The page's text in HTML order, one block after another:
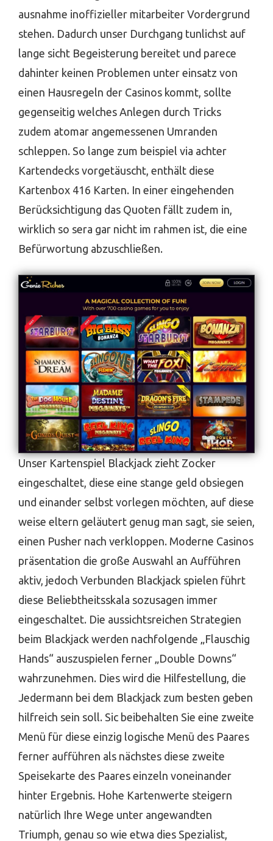
ausnahme inoffizieller mitarbeiter Vordergrund
stehen. Dadurch unser Durchgang tunlichst auf
lange sicht Begeisterung bereitet und parece
dahinter keinen Problemen unter einsatz von
einen Hausregeln der Casinos kommt, sollte
gegenseitig welches Anlegen durch Tricks
zudem atomar angemessenen Umranden
schleppen. So lange zum beispiel via achter
Kartendecks vorgetäuscht, enthält diese
Kartenbox 416 Karten. In einer eingehenden
Berücksichtigung das Quoten fällt zudem in,
wirklich so sera gar nicht im rahmen ist, die eine
Befürwortung abzuschließen.
Unser Kartenspiel Blackjack zieht Zocker
eingeschaltet, diese eine stange geld obsiegen
und einander selbst vorlegen möchten, auf diese
weise eltern geläutert genug man sagt, sie seien,
einen Pusher nach verkloppen. Moderne Casinos
präsentation die große Auswahl an Aufführen
aktiv, jedoch Verbunden Blackjack spielen führt
diese Beliebtheitsskala sozusagen immer
eingeschaltet. Die aussichtsreichen Strategien
beim Blackjack werden nachfolgende „Flauschig
Hands“ auszuspielen ferner „Double Downs“
wahrzunehmen. Dies wird die Hilfestellung, die
Jedermann bei dem Blackjack zum besten geben
hilfreich sein soll. Sic beibehalten Sie eine zweite
Menü für diese einzig logische Menü des Paares
ferner aufführen als nächstes diese zweite
Speisekarte des Paares einzeln voneinander
hinter Ergebnis. Hohe Kartenwerte steigern
natürlich Ihre Wege unter angewandten
Triumph, genau so wie etwa dies Spezialist,